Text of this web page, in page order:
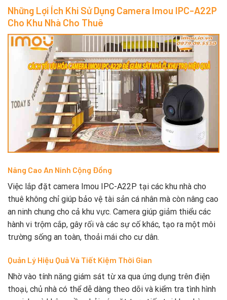
Những Lợi Ích Khi Sử Dụng Camera Imou IPC-A22P
Cho Khu Nhà Cho Thuê
Nâng Cao An Ninh Cộng Đồng
Việc lắp đặt camera Imou IPC-A22P tại các khu nhà cho
thuê không chỉ giúp bảo vệ tài sản cá nhân mà còn nâng cao
an ninh chung cho cả khu vực. Camera giúp giảm thiểu các
hành vi trộm cắp, gây rối và các sự cố khác, tạo ra một môi
trường sống an toàn, thoải mái cho cư dân.
Quản Lý Hiệu Quả Và Tiết Kiệm Thời Gian
Nhờ vào tính năng giám sát từ xa qua ứng dụng trên điện
thoại, chủ nhà có thể dễ dàng theo dõi và kiểm tra tình hình